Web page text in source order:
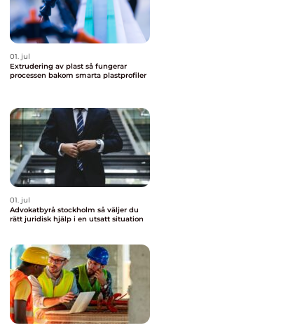
01. jul
Extrudering av plast så fungerar
processen bakom smarta plastprofiler
01. jul
Advokatbyrå stockholm så väljer du
rätt juridisk hjälp i en utsatt situation